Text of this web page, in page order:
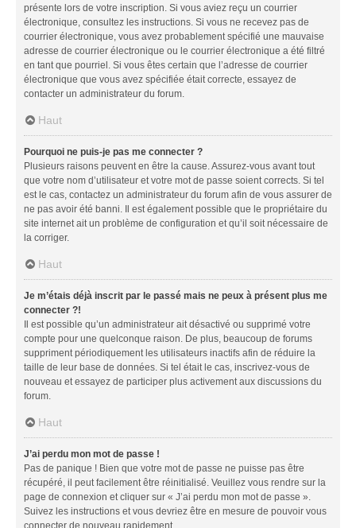
présente lors de votre inscription. Si vous aviez reçu un courrier
électronique, consultez les instructions. Si vous ne recevez pas de
courrier électronique, vous avez probablement spécifié une mauvaise
adresse de courrier électronique ou le courrier électronique a été filtré
en tant que pourriel. Si vous êtes certain que l’adresse de courrier
électronique que vous avez spécifiée était correcte, essayez de
contacter un administrateur du forum.
Haut
Pourquoi ne puis-je pas me connecter ?
Plusieurs raisons peuvent en être la cause. Assurez-vous avant tout
que votre nom d’utilisateur et votre mot de passe soient corrects. Si tel
est le cas, contactez un administrateur du forum afin de vous assurer de
ne pas avoir été banni. Il est également possible que le propriétaire du
site internet ait un problème de configuration et qu’il soit nécessaire de
la corriger.
Haut
Je m’étais déjà inscrit par le passé mais ne peux à présent plus me
connecter ?!
Il est possible qu’un administrateur ait désactivé ou supprimé votre
compte pour une quelconque raison. De plus, beaucoup de forums
suppriment périodiquement les utilisateurs inactifs afin de réduire la
taille de leur base de données. Si tel était le cas, inscrivez-vous de
nouveau et essayez de participer plus activement aux discussions du
forum.
Haut
J’ai perdu mon mot de passe !
Pas de panique ! Bien que votre mot de passe ne puisse pas être
récupéré, il peut facilement être réinitialisé. Veuillez vous rendre sur la
page de connexion et cliquer sur « J’ai perdu mon mot de passe ».
Suivez les instructions et vous devriez être en mesure de pouvoir vous
connecter de nouveau rapidement.